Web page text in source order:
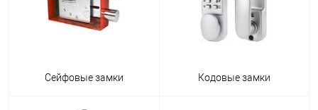
Сейфовые замки Кодовые замки